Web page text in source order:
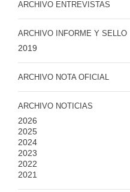
ARCHIVO ENTREVISTAS
ARCHIVO INFORME Y SELLO
2019
ARCHIVO NOTA OFICIAL
ARCHIVO NOTICIAS
2026
2025
2024
2023
2022
2021